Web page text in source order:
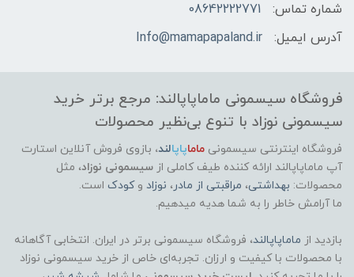
شماره تماس:
08642222771
آدرس ایمیل:
Info@mamapapaland.ir
فروشگاه سیسمونی ماماپاپالند: مرجع برتر خرید
سیسمونی نوزاد با تنوع بی‌نظیر محصولات
فروشگاه اینترنتی سیسمونی ماماپاپالند، بازوی فروش آنلاین استارت
آپ ماماپاپالند ارائه کننده طیف کاملی از سیسمونی نوزاد، مثل
محصولات: بهداشتی، مراقبتی از مادر، نوزاد وکودک است.
ما آرامش خاطر را به شما هدیه میدهیم.
بازدید از ماماپاپالند، فروشگاه سیسمونی برتر در ایران. انتخابی آگاهانه
با محصولات با کیفیت و ارزان. تجربه‌ای خاص از خرید سیسمونی نوزاد